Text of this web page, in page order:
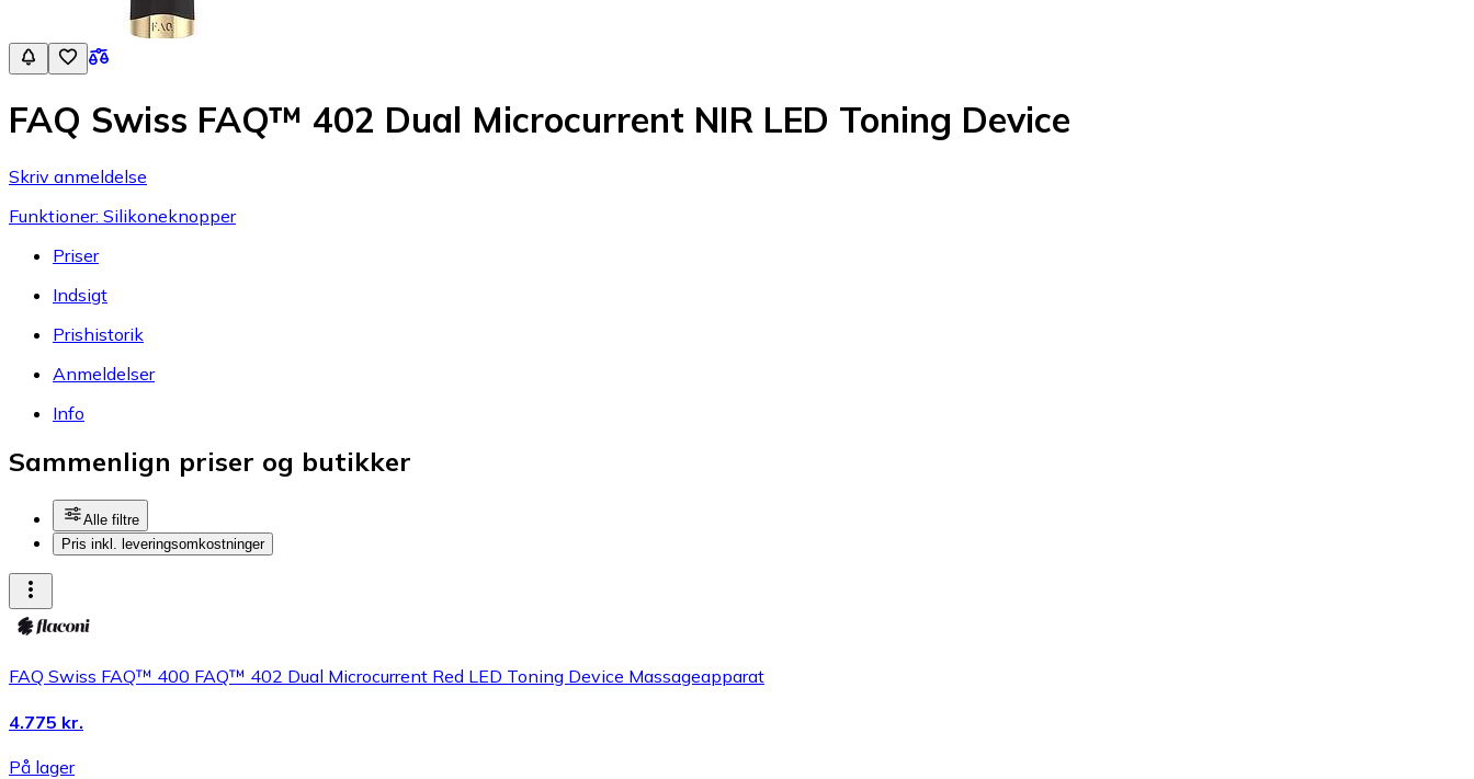
FAQ Swiss FAQ™ 402 Dual Microcurrent NIR LED Toning Device
Skriv anmeldelse
Funktioner: Silikoneknopper
Priser
Indsigt
Prishistorik
Anmeldelser
Info
Sammenlign priser og butikker
Alle filtre
Pris inkl. leveringsomkostninger
FAQ Swiss FAQ™ 400 FAQ™ 402 Dual Microcurrent Red LED Toning Device Massageapparat
4.775 kr.
På lager